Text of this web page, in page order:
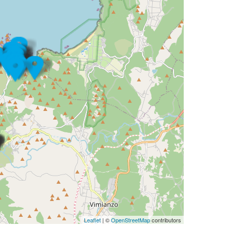
Leaflet | ©OpenStreetMapcontributors